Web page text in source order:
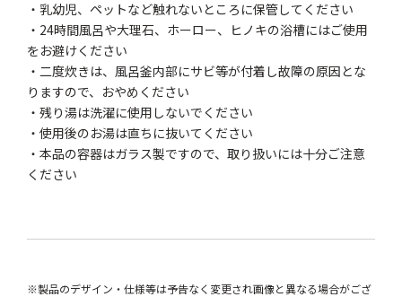
・乳幼児、ペットなど触れないところに保管してください
・24時間風呂や大理石、ホーロー、ヒノキの浴槽にはご使用
をお避けください
・二度炊きは、風呂釜内部にサビ等が付着し故障の原因とな
りますので、おやめください
・残り湯は洗濯に使用しないでください
・使用後のお湯は直ちに抜いてください
・本品の容器はガラス製ですので、取り扱いには十分ご注意
ください
※製品のデザイン・仕様等は予告なく変更され画像と異なる場合がござ